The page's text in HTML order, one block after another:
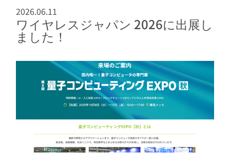
2026.06.11
ワイヤレスジャパン 2026に出展し
ました！